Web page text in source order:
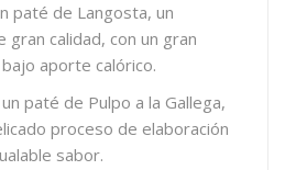
paté de Langosta, un
calidad, con un gran
aporte calórico.
paté de Pulpo a la Gallega,
proceso de elaboración
sabor.